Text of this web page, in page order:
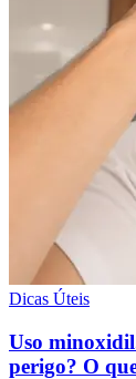
Dicas Úteis
Uso
perigo? O